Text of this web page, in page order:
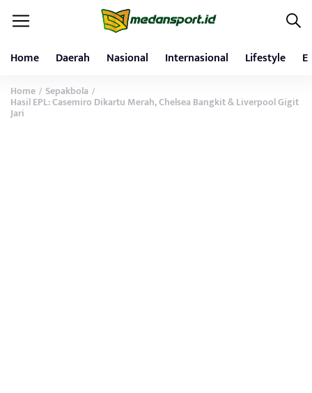
Home Daerah Nasional Internasional Lifestyle
Home / Sepakbola /
Hasil EPL: Casemiro Dikartu Merah, Chelsea Bangkit & Liverpool Gigit
Jari